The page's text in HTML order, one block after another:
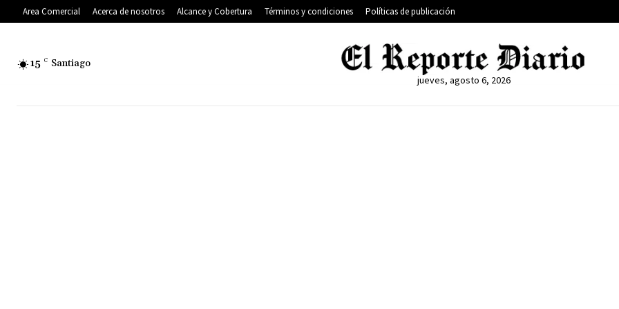
Area Comercial Acerca de nosotros Alcance y Cobertura Términos y condiciones Políticas de publicación
15 C Santiago
jueves, agosto 6, 2026